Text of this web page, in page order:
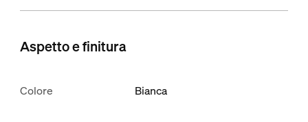
Aspetto e finitura
Colore Bianca